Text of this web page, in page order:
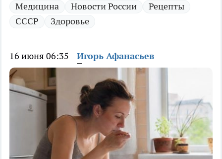
Медицина Новости России
Рецепты
СССР
Здоровье
16 июня 06:35 Игорь Афанасьев